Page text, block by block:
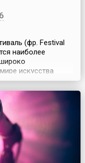
(фр. Festival
наиболее
искусства
почти две
на осень 1939
он должен был